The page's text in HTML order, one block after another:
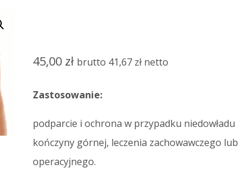
45,00 zł brutto 41,67 zł netto
Zastosowanie:
podparcie i ochrona w przypadku niedowładu
kończyny górnej, leczenia zachowawczego lub
operacyjnego.